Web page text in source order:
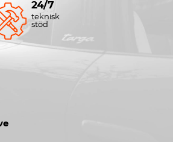
24/7
teknisk
stöd